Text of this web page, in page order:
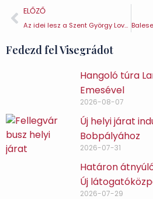
ELŐZŐ
Az idei lesz a Szent György Lovagrend 29. nyári egyeteme
Fedezd fel Visegrádot
Hangoló túra
Emesével
2026-08-07
Új helyi járat
Bobpályához
2026-07-31
Határon
Új
2026-07-29